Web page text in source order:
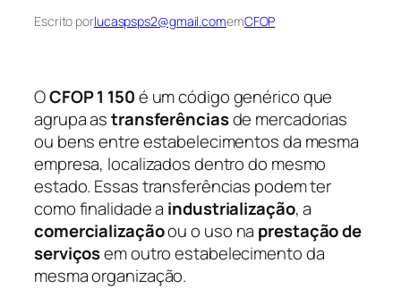
Escrito porlucaspsps2@gmail.comemCFOP
OCFOP 1 150é um código genérico que
agrupa astransferênciasde mercadorias
ou bens entre estabelecimentos da mesma
empresa, localizados dentro do mesmo
estado. Essas transferências podem ter
como finalidade a industrialização, a
comercializaçãoou o uso na prestação de
serviçosem outro estabelecimento da
mesma organização.